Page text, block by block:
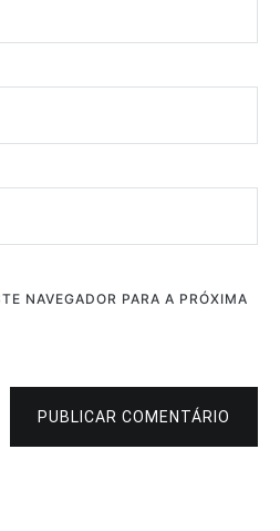
NAVEGADOR PARA A PRÓXIMA
PUBLICAR COMENTÁRIO